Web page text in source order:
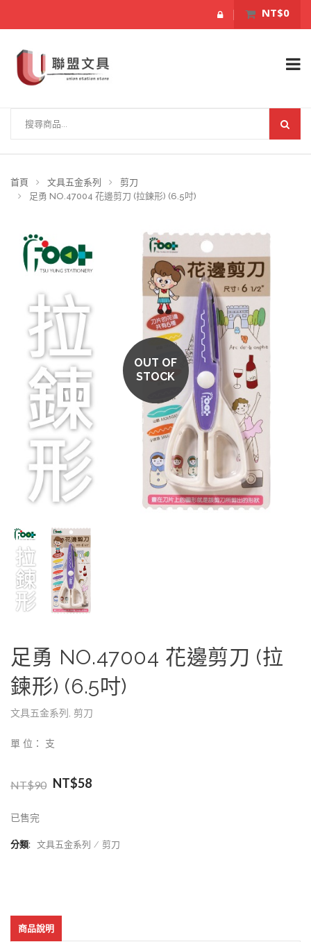
NT$0
首頁 文具五金系列
剪刀
足勇 NO.47004 花邊剪刀 (拉鍊形) (6.5吋)
OUT OF
STOCK
足勇 NO.47004 花邊剪刀 (拉
鍊形) (6.5吋)
文具五金系列 , 剪刀
單 位： 支
NT$90 NT$58
已售完
分類: 文具五金系列 剪刀
商品說明